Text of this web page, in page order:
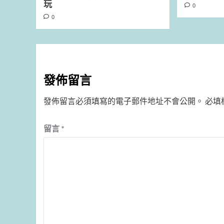
玩
0
0
發佈留言
發佈留言必須填寫的電子郵件地址不會公開。 必填
留言 *